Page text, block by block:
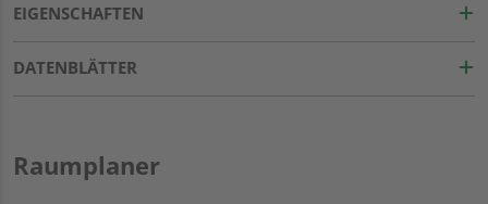
EIGENSCHAFTEN
DATENBLÄTTER
Raumplaner